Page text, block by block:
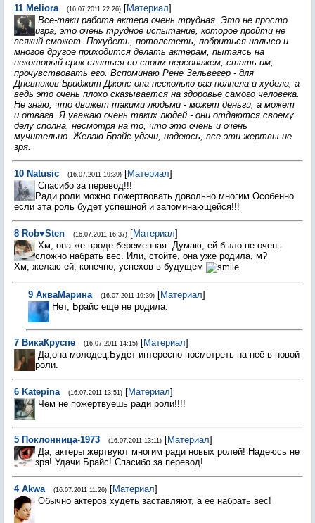
11 Meliora (16.07.2011 22:26) [Материал]
Все-таки работа актера очень трудная. Это не просто
игра, это очень трудное испытание, которое пройти не
всякий сможет. Похудеть, потолстеть, побриться налысо и
многое другое приходится делать актерам, пытаясь на
некоторый срок слиться со своим персонажем, стать им,
прочувствовать его. Вспоминаю Рене Зельвегер - для
Дневников Бриджит Джонс она несколько раз полнела и худела, а
ведь это очень плохо сказывается на здоровье самого человека.
Не знаю, что движет такими людьми - может деньги, а может
и отвага. Я уважаю очень таких людей - они отдаются своему
делу сполна, несмотря на то, что это очень и очень
мучительно. Желаю Брайс удачи, надеюсь, все эти жертвы не
зря.
10 Natusic (16.07.2011 19:39) [Материал]
Спасибо за перевод!!!
Ради роли можно пожертвовать довольно многим.Особенно
если эта роль будет успешной и запоминающейся!!!
8 Rob♥Sten (16.07.2011 16:37) [Материал]
Хм, она же вроде беременная. Думаю, ей было не очень
сложно набрать вес. Или, стойте, она уже родила, м?
Хм, желаю ей, конечно, успехов в будущем
9 АкваМарина (16.07.2011 19:39) [Материал]
Нет, Брайс еще не родила.
7 ВикаКруспе (16.07.2011 14:15) [Материал]
Да,она молодец.Будет интересно посмотреть на неё в новой
роли.
6 Katepina (16.07.2011 13:51) [Материал]
Чем не пожертвуешь ради роли!!!!
5 Поклонница-1973 (16.07.2011 13:11) [Материал]
Да, актеры жертвуют многим ради новых ролей! Надеюсь не
зря! Удачи Брайс! Спасибо за перевод!
4 Akwa (16.07.2011 11:26) [Материал]
Обычно актеров худеть заставляют, а ее набрать вес!